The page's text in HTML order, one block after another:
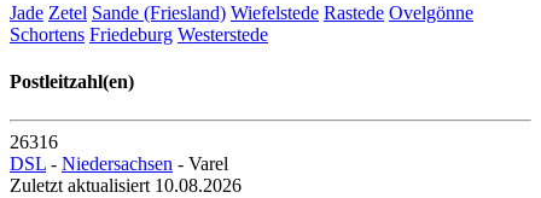
Telekom Hotspot Outdoor
Am Bahnhof 1
Entfernung zum Zentrum: 1.60 km
McDonald's Restaurant
Jade Zetel Sande (Friesland) Wiefelstede Rastede Ovelgönne
Schortens Friedeburg Westerstede
Postleitzahl(en)
26316
DSL - Niedersachsen - Varel
Zuletzt aktualisiert 10.08.2026